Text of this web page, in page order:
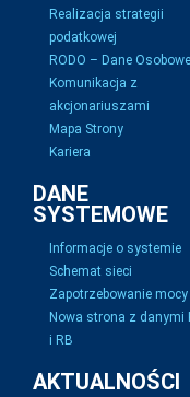
Realizacja strategii
podatkowej
RODO – Dane Osobowe
Komunikacja z
akcjonariuszami
Mapa Strony
Kariera
DANE
SYSTEMOWE
Informacje o systemie
Schemat sieci
Zapotrzebowanie mocy
Nowa strona z danymi
i RB
AKTUALNOŚCI